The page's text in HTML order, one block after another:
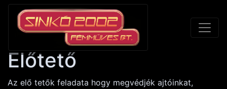
Előtető
Az elő tetők feladata hogy megvédjék ajtóinkat,